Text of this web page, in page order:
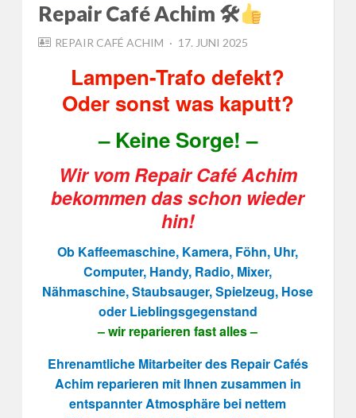
Repair Café Achim 🛠
REPAIR CAFÉ ACHIM
POSTED
17. JUNI 2025
Lampen-Trafo defekt?
Oder sonst was kaputt?
– Keine Sorge! –
Wir vom Repair Café Achim
bekommen das schon wieder
hin!
Ob Kaffeemaschine, Kamera, Föhn, Uhr,
Computer, Handy, Radio, Mixer,
Nähmaschine, Staubsauger, Spielzeug, Hose
oder Lieblingsgegenstand
– wir reparieren fast alles –
Ehrenamtliche Mitarbeiter des Repair Cafés
Achim reparieren mit Ihnen zusammen in
entspannter Atmosphäre bei nettem